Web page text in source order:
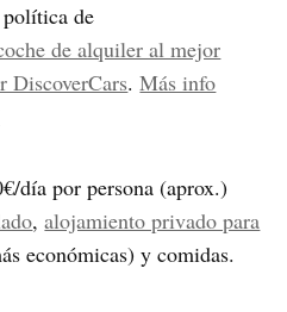
de
de alquiler al mejor
DiscoverCars.Más info
día por persona (aprox.)
,alojamiento privado para
económicas) y comidas.